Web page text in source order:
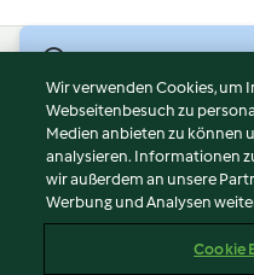
Nutzungsbedingungen
Datenschutzrichtlinien
Disclaimer
Impressum
Wir verwenden Cookies, um
Webseitenbesuch zu
Medien anbieten zu können
analysieren. Informationen
wir außerdem an unsere
Werbung und Analysen
Cookie